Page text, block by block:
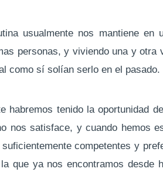
usualmente nos mantiene en
personas, y viviendo una y
como sí solían serlo en el pasado.
habremos tenido la oportunidad
nos satisface, y cuando hemos
competentes y
que ya nos encontramos desde